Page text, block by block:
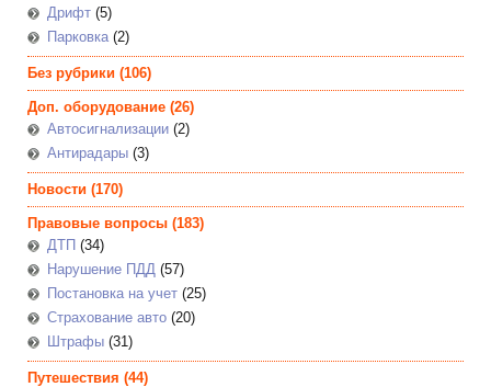
Дрифт (5)
Парковка(2)
Без рубрики (106)
Доп. оборудование (26)
Автосигнализации (2)
Антирадары (3)
Новости (170)
Правовые вопросы (183)
ДТП (34)
Нарушение ПДД (57)
Постановка на учет (25)
Страхование авто (20)
Штрафы (31)
Путешествия (44)